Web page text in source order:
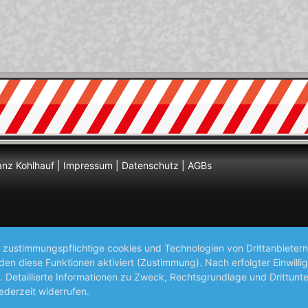
Kohlhauf | Impressum Datenschutz AGBs
cookies und Technologien von
diese Funktionen aktiviert (Zustimmung). Nach erfolgter
Informationen zu Zweck, Rechtsgrundlage und
widerrufen.